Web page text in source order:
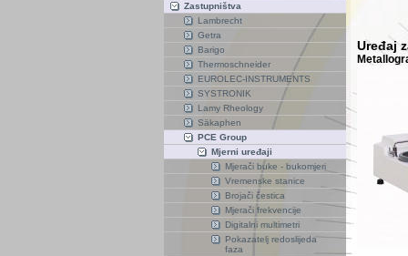
Zastupništva
Lambrecht
Getra
Barigo
Thermoschneider
EUROLEC-INSTRUMENTS
SYSTRONIK
Lamy Rheology
Säkaphen
PCE Group
Mjerni uređaji
Mjerači buke - bukomjeri
Vremenske stanice
Brojači čestica
Mjerači frekvencije
Digitalni multimetri
Pokazatelj redoslijeda
faza
Uređaj